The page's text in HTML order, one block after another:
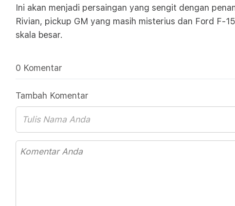
Ini akan menjadi persaingan yang sengit dengan
Rivian, pickup GM yang masih misterius dan Ford F-
skala besar.
0 Komentar
Tambah Komentar